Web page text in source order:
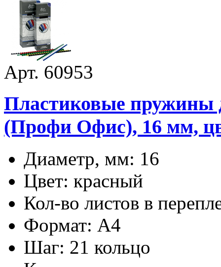
Арт. 60953
Пластиковые пружины
(Профи Офис), 16 мм,
Диаметр, мм: 16
Цвет: красный
Кол-во листов в
Формат: А4
Шаг: 21 кольцо